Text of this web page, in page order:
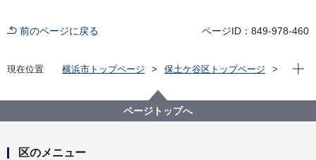
前のページに戻る ページID：849-978-460
現在位置 横浜市トップページ
保土ケ谷区トップページ
広報よこはま ほどがや区版
現在
ページトップへ
区のメニュー